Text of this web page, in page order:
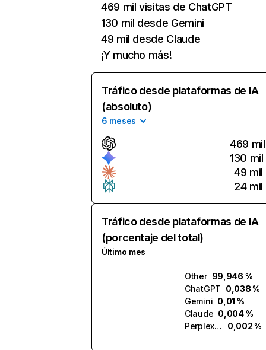
469 mil visitas de ChatGPT
130 mil desde Gemini
49 mil desde Claude
¡Y mucho más!
Tráfico desde plataformas de IA
(absoluto)
6 meses
469 mil
130 mil
49 mil
24 mil
Tráfico desde plataformas de IA
(porcentaje del total)
Último mes
Other 99,946 %
ChatGPT 0,038 %
Gemini 0,01 %
Claude 0,004 %
Perplexity
0,002 %